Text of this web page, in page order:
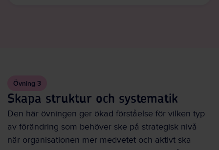
Övning 3
Skapa struktur och systematik
Den här övningen ger ökad förståelse för vilken typ
av förändring som behöver ske på strategisk nivå
när organisationen mer medvetet och aktivt ska